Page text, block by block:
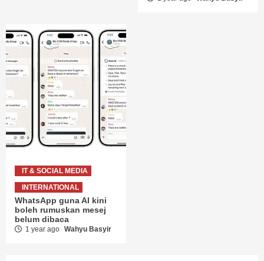
IT & SOCIAL MEDIA
INTERNATIONAL
WhatsApp guna AI kini
boleh rumuskan mesej
belum dibaca
1 year ago Wahyu Basyir